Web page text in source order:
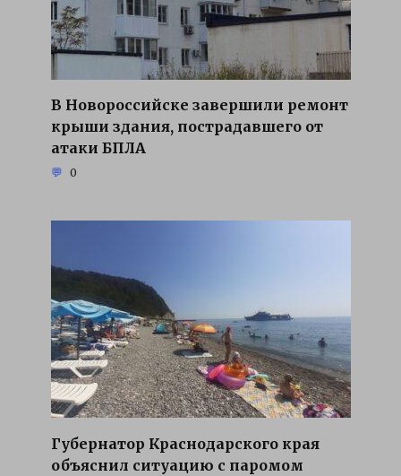
В Новороссийске завершили ремонт
крыши здания, пострадавшего от
атаки БПЛА
0
Губернатор Краснодарского края
объяснил ситуацию с паромом